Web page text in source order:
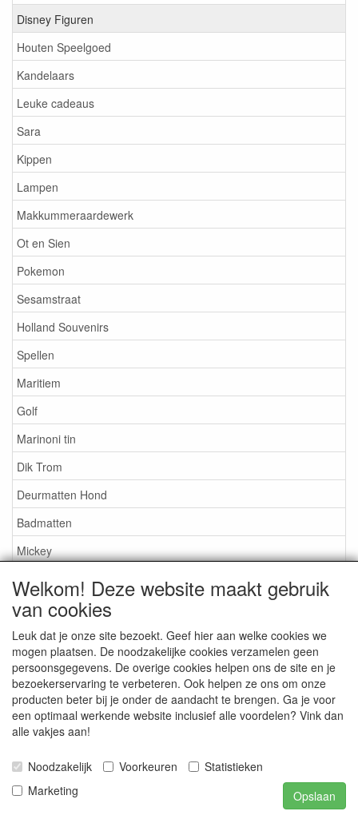
Disney Figuren
Houten Speelgoed
Kandelaars
Leuke cadeaus
Sara
Kippen
Lampen
Makkummeraardewerk
Ot en Sien
Pokemon
Sesamstraat
Holland Souvenirs
Spellen
Maritiem
Golf
Marinoni tin
Dik Trom
Deurmatten Hond
Badmatten
Mickey
Nijntje
Snoopy
Overige artikelen
Service
Algemene leveringsvoorwaarden
Ideal
Privacy statement
Welkom! Deze website maakt gebruik
van cookies
Leuk dat je onze site bezoekt. Geef hier aan welke cookies we
mogen plaatsen. De noodzakelijke cookies verzamelen geen
persoonsgegevens. De overige cookies helpen ons de site en je
bezoekerservaring te verbeteren. Ook helpen ze ons om onze
producten beter bij je onder de aandacht te brengen. Ga je voor
een optimaal werkende website inclusief alle voordelen? Vink dan
alle vakjes aan!
Noodzakelijk Voorkeuren
Statistieken
Marketing
Opslaan